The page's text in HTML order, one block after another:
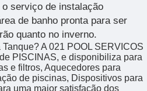
serviço de instalação
de banho pronta para ser
quanto no inverno.
A 021 POOL SERVICOS
PISCINAS, e disponibiliza para
e filtros, Aquecedores para
de piscinas, Dispositivos para
uma maior satisfação dos